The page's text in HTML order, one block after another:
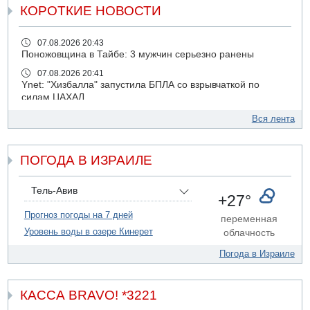
КОРОТКИЕ НОВОСТИ
07.08.2026 20:43
Поножовщина в Тайбе: 3 мужчин серьезно ранены
07.08.2026 20:41
Ynet: "Хизбалла" запустила БПЛА со взрывчаткой по
силам ЦАХАЛ
ДТП в Ашдоде: тяжело ранены двое маленьких детей
07.08.2026 19:14
Скончался водитель, врезавшийся в стену в
Иерусалиме
07.08.2026 17:57
Подозреваемый в домогательствах в хостеле - Гильбоа
Дахан
07.08.2026 17:55
коррупционных отношениях с Йоавом Элиаси
для уклонистов-харедим
Вся лента
ПОГОДА В ИЗРАИЛЕ
Тель-Авив
Прогноз погоды на 7 дней
Уровень воды в озере Кинерет
+27°
переменная
облачность
Погода в Израиле
КАССА BRAVO! *3221